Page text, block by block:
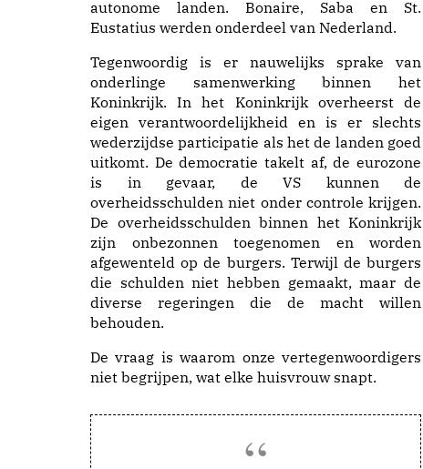
autonome landen. Bonaire, Saba en St.
Eustatius werden onderdeel van Nederland.
Tegenwoordig is er nauwelijks sprake van
onderlinge samenwerking binnen het
Koninkrijk. In het Koninkrijk overheerst de
eigen verantwoordelijkheid en is er slechts
wederzijdse participatie als het de landen goed
uitkomt. De democratie takelt af, de eurozone
is in gevaar, de VS kunnen de
overheidsschulden niet onder controle krijgen.
De overheidsschulden binnen het Koninkrijk
zijn onbezonnen toegenomen en worden
afgewenteld op de burgers. Terwijl de burgers
die schulden niet hebben gemaakt, maar de
diverse regeringen die de macht willen
behouden.
De vraag is waarom onze vertegenwoordigers
niet begrijpen, wat elke huisvrouw snapt.